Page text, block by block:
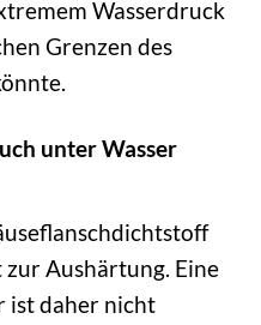
Wasserdruck
Grenzen des
unter Wasser
Aushärtung. Eine
ist daher nicht